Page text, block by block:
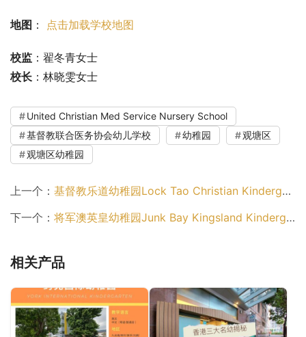
地图 ： 点击加载学校地图
校监 ：翟冬青女士
校长 ：林晓雯女士
United Christian Med Service Nursery School
基督教联合医务协会幼儿学校
幼稚园
观塘区
观塘区幼稚园
上一个： 基督教乐道幼稚园Lock Tao Christian Kindergarten（西贡区幼稚园）
下一个： 将军澳英皇幼稚园Junk Bay Kingsland Kindergarten（西贡区幼稚园）
相关产品